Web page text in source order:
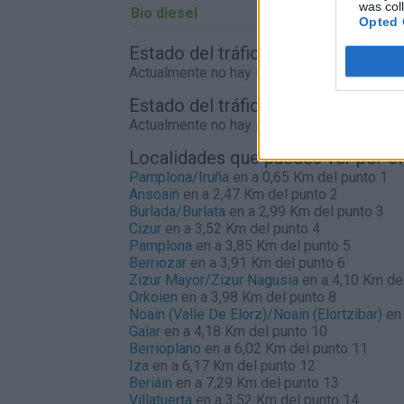
was
Opted
Bio diesel
Estado del tráfico e incidencias
Actualmente no hay incidencias de tráfico
Estado del tráfico e incidencias de
Actualmente no hay incidencias de tráfico
Localidades que puedes ver por
Pamplona/Iruña en a 0,65 Km del punto 1
Ansoain en a 2,47 Km del punto 2
Burlada/Burlata en a 2,99 Km del punto 3
Cizur en a 3,52 Km del punto 4
Pamplona en a 3,85 Km del punto 5
Berriozar en a 3,91 Km del punto 6
Zizur Mayor/Zizur Nagusia en a 4,10 Km
Orkoien en a 3,98 Km del punto 8
Noain (Valle De Elorz)/Noain (Elortzibar)
Galar en a 4,18 Km del punto 10
Berrioplano en a 6,02 Km del punto 11
Iza en a 6,17 Km del punto 12
Beriáin en a 7,29 Km del punto 13
Villatuerta en a 3,52 Km del punto 14